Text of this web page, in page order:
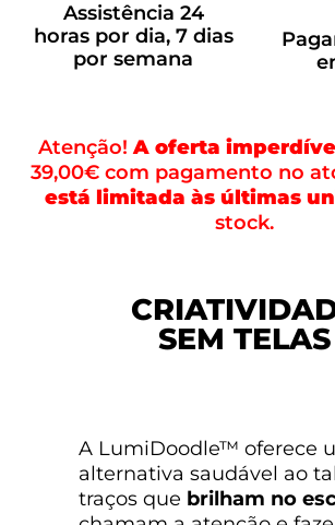
Assistência 24
horas por dia, 7 dias
por semana
Atenção!A oferta
39,00€ com pagamento no
está limitada às últimas
stock.
SEM TELAS
A LumiDoodle™ oferece
alternativa saudável ao
traços que brilham no